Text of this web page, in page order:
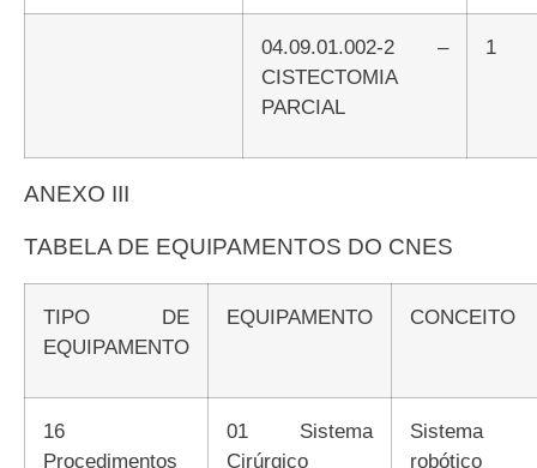
04.09.01.002-2 –
CISTECTOMIA
PARCIAL
1
ANEXO III
TABELA DE EQUIPAMENTOS DO CNES
TIPO DE
EQUIPAMENTO
EQUIPAMENTO CONCEITO
16
Procedimentos
01 Sistema
Cirúrgico
Sistema
robótico